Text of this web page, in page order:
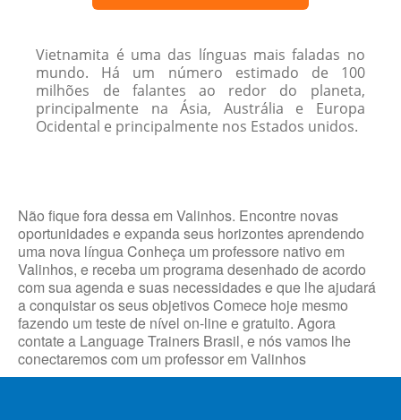
Vietnamita é uma das línguas mais faladas no
mundo. Há um número estimado de 100
milhões de falantes ao redor do planeta,
principalmente na Ásia, Austrália e Europa
Ocidental e principalmente nos Estados unidos.
Não fique fora dessa em Valinhos. Encontre novas
oportunidades e expanda seus horizontes aprendendo
uma nova língua Conheça um professore nativo em
Valinhos, e receba um programa desenhado de acordo
com sua agenda e suas necessidades e que lhe ajudará
a conquistar os seus objetivos Comece hoje mesmo
fazendo um teste de nível on-line e gratuito. Agora
contate a Language Trainers Brasil, e nós vamos lhe
conectaremos com um professor em Valinhos